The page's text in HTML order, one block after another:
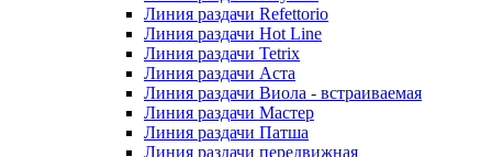
Линия раздачи Refettorio
Линия раздачи Hot Line
Линия раздачи Tetrix
Линия раздачи Аста
Линия раздачи Виола - встраиваемая
Линия раздачи Мастер
Линия раздачи Патша
Линия раздачи передвижная